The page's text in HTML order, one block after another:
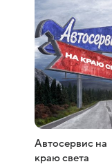
Автосервис на
краю света